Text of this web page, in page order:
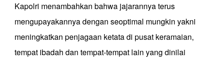
Kapolri menambahkan bahwa jajarannya terus
mengupayakannya dengan seoptimal mungkin yakni
meningkatkan penjagaan ketata di pusat keramaian,
tempat ibadah dan tempat-tempat lain yang dinilai